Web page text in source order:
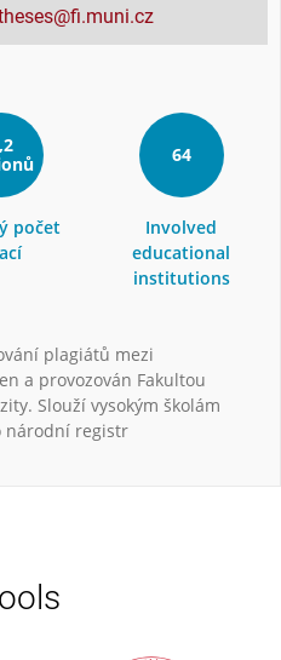
počet
64
Involved
educational
institutions
plagiátů mezi
a provozován Fakultou
Slouží vysokým školám
národní registr